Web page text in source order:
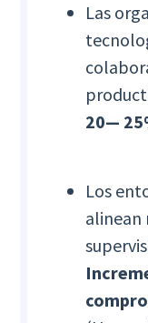
Las
20—
Los
alinean